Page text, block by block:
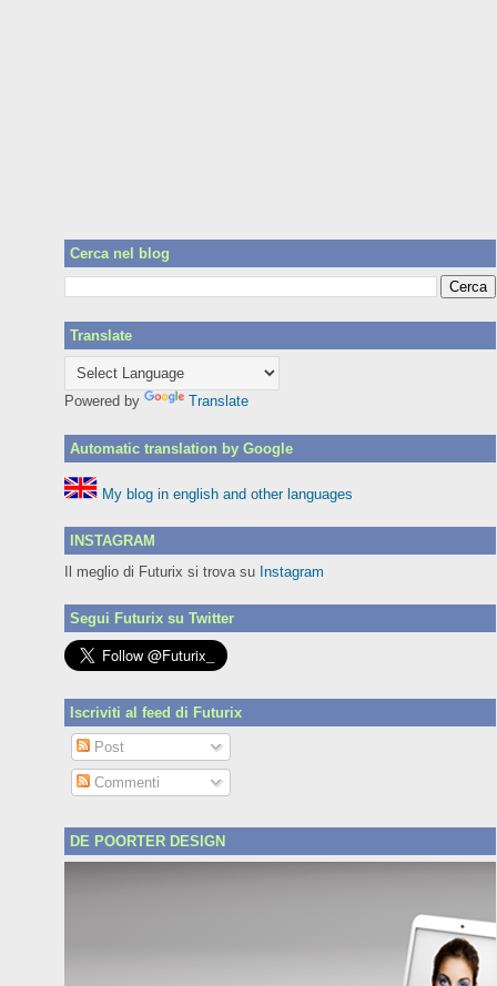
Cerca nel blog
Translate
Powered by Translate
Automatic translation by Google
My blog in english and other languages
INSTAGRAM
Il meglio di Futurix si trova su Instagram
Segui Futurix su Twitter
Iscriviti al feed di Futurix
Post
Commenti
DE POORTER DESIGN